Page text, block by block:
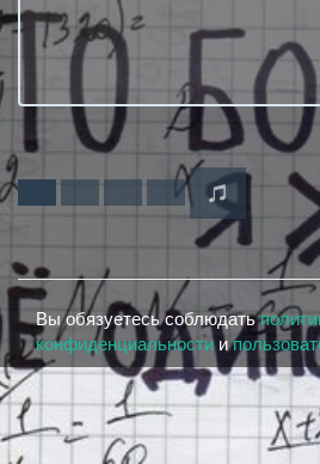
Вы обязуетесь соблюдать
конфиденциальностии